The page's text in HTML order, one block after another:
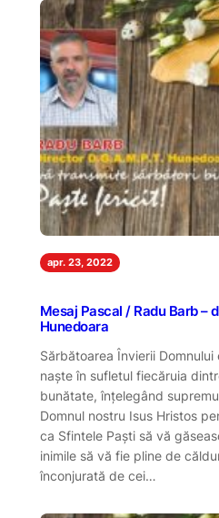
apr. 23, 2022
Mesaj Pascal / Radu Barb –
Hunedoara
Sărbătoarea Învierii
naște în sufletul fiecăruia
bunătate, înțelegând
Domnul nostru Isus Hristos
ca Sfintele Paști să vă
inimile să vă fie pline de
înconjurată de cei…